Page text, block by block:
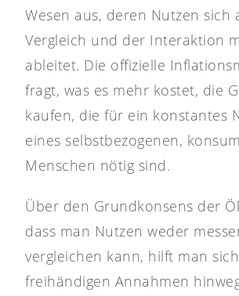
Wesen aus, deren Nutzen sich
Vergleich und der Interaktion
ableitet. Die offizielle
fragt, was es mehr kostet, die
kaufen, die für ein konstantes
eines selbstbezogenen,
Menschen nötig sind.
Über den Grundkonsens der
dass man Nutzen weder
vergleichen kann, hilft man
freihändigen Annahmen